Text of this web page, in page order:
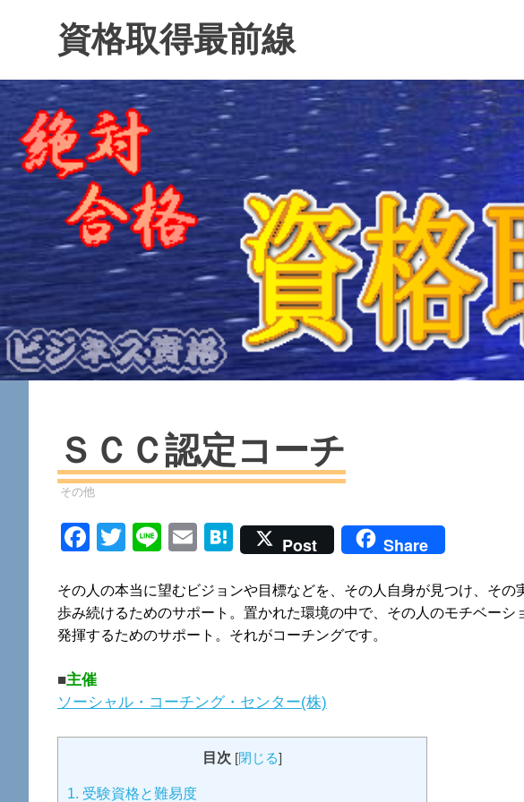
ツ
ス
キ
ッ
プ
資格取得最前線
ＳＣＣ認定コーチ
資格
その他
Facebook
TwitterLineEmailHatena
Post Share
その人の本当に望むビジョンや目標などを、その人自身が見つけ、その
歩み続けるためのサポート。置かれた環境の中で、その人のモチベーシ
発揮するためのサポート。それがコーチングです。
■主催
ソーシャル・コーチング・センター(株)
目次 [閉じる]
1. 受験資格と難易度